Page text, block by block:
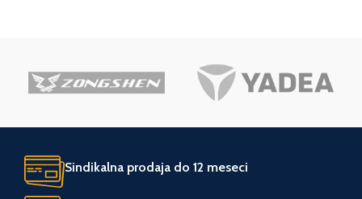
Sindikalna prodaja do 12 meseci